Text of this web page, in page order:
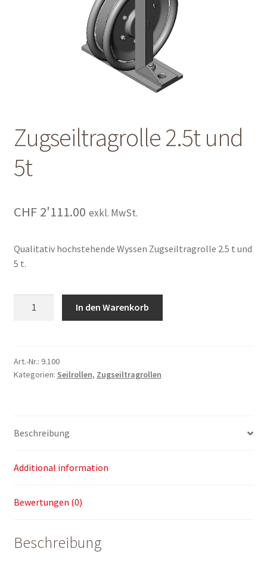
Warenkorb
Zugseiltragrolle 2.5t und
5t
CHF2'111.00 exkl. MwSt.
Qualitativ hochstehende Wyssen Zugseiltragrolle 2.5 t und
5 t.
quantity
In den Warenkorb
Art.-Nr.: 9.100
Kategorien: Seilrollen, Zugseiltragrollen
Beschreibung
Additional information
Bewertungen (0)
Beschreibung